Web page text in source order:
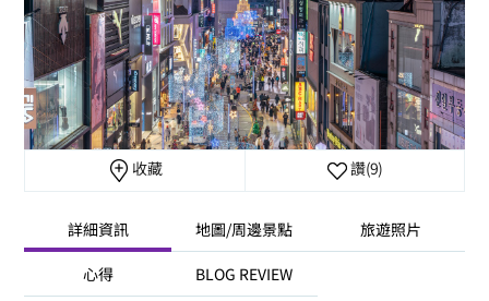
收藏 讚(9)
詳細資訊 地圖/周邊景點 旅遊照片
心得 BLOG REVIEW